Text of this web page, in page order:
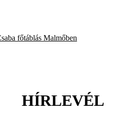
főtáblás Malmőben
HÍRLEVÉL